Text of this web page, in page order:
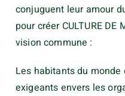
conjuguent leur amour
pour créer CULTURE DE
vision commune :
Les habitants du
exigeants envers les